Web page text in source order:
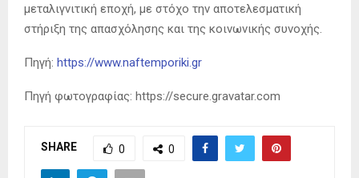
μεταλιγνιτική εποχή, με στόχο την αποτελεσματική
στήριξη της απασχόλησης και της κοινωνικής συνοχής.
Πηγή: https://www.naftemporiki.gr
Πηγή φωτογραφίας: https://secure.gravatar.com
SHARE 0 0